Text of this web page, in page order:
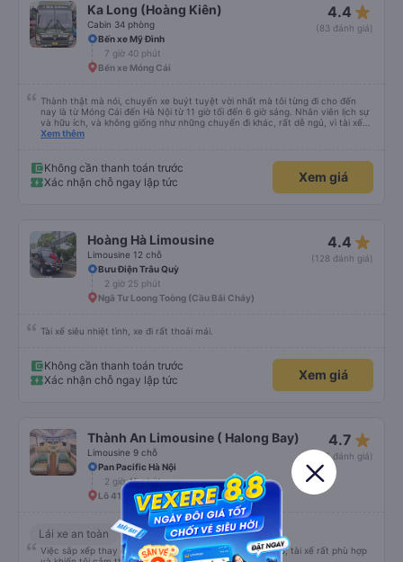
Ka Long (Hoàng Kiên)
Cabin 34 phòng
4.4 star_rate
(83 đánh giá)
Bến xe Mỹ Đình
7 giờ 40 phút
Bến xe Móng Cái
Thành thật mà nói, chuyến xe buýt tuyệt vời nhất mà tôi từng đi cho đến
nay là từ Móng Cái đến Hà Nội từ 11 giờ tối đến 6 giờ sáng. Nhân viên lịch sự
và hữu ích, và không giống như những chuyến đi khác, rất dễ ngủ, vì tài xế
không liên tục bóp còi. Tôi thức dậy lúc 4:30 sáng để kịp đi vệ sinh, và các
giày và ba lô của mình. Cổng USB hoạt động và với gói cước 8 gb/ngày của
Viettel, tôi có rất nhiều thứ để giải trí. Nước được cung cấp và điểm trừ thực
sự duy nhất là một bà cô ồn ào đang nói chuyện điện thoại. (không có nhiều
Xem thêm
Không cần thanh toán trước
Xác nhận chỗ ngay lập tức
Xem giá
Hoàng Hà Limousine
Limousine 12 chỗ
4.4 star_rate
(128 đánh giá)
Bưu Điện Trâu Quỳ
2 giờ 25 phút
Ngã Tư Loong Toòng (Cầu Bãi Cháy)
Tài xế siêu nhiệt tình, xe đi rất thoải mái.
Không cần thanh toán trước
Xác nhận chỗ ngay lập tức
Xem giá
Thành An Limousine ( Halong Bay)
Limousine 9 chỗ
4.7 star_rate
(15 đánh giá)
Pan Pacific Hà Nội
2 giờ 45 phút
Lô 41 Âu tàu ngủ đêm Tuần Châu
Lái xe an toàn Thông tin hữu ích +2
Việc sắp xếp thay đổi địa điểm đón và thông tin xe &amp; tài xế rất phù hợp